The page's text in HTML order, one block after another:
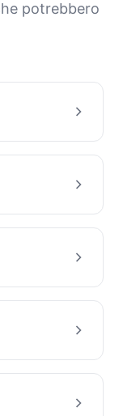
potrebbero